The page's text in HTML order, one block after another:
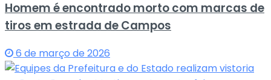
Homem é encontrado morto com marcas de
tiros em estrada de Campos
6 de março de 2026